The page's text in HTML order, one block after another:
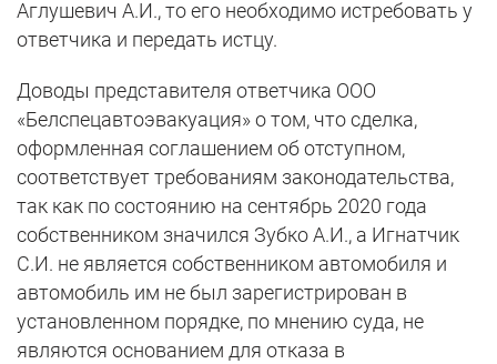
Аглушевич А.И., то его необходимо истребовать у
ответчика и передать истцу.
Доводы представителя ответчика ООО
«Белспецавтоэвакуация» о том, что сделка,
оформленная соглашением об отступном,
соответствует требованиям законодательства,
так как по состоянию на сентябрь 2020 года
собственником значился Зубко А.И., а Игнатчик
С.И. не является собственником автомобиля и
автомобиль им не был зарегистрирован в
установленном порядке, по мнению суда, не
являются основанием для отказа в